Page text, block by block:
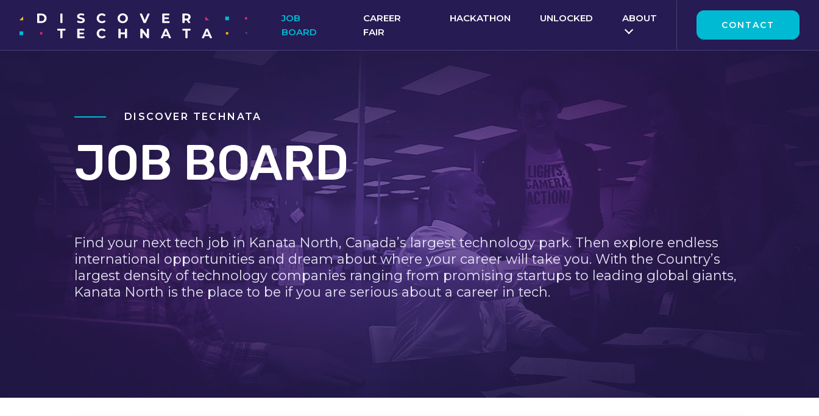
JOB
BOARD
CAREER
FAIR
HACKATHON UNLOCKED ABOUT
CONTACT
DISCOVER TECHNATA
JOB BOARD
Find your next tech job in Kanata North, Canada’s largest technology park. Then explore endless
international opportunities and dream about where your career will take you. With the Country’s
largest density of technology companies ranging from promising startups to leading global giants,
Kanata North is the place to be if you are serious about a career in tech.